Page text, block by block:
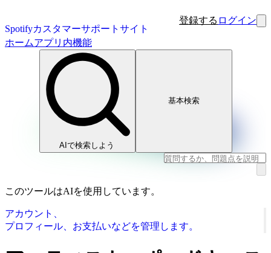
Spotifyカスタマーサポートサイト
登録する ログイン
ホームアプリ内機能
AIで検索しよう
基本検索
このツールはAIを使用しています。
アカウント、
プロフィール、お支払いなどを管理します。